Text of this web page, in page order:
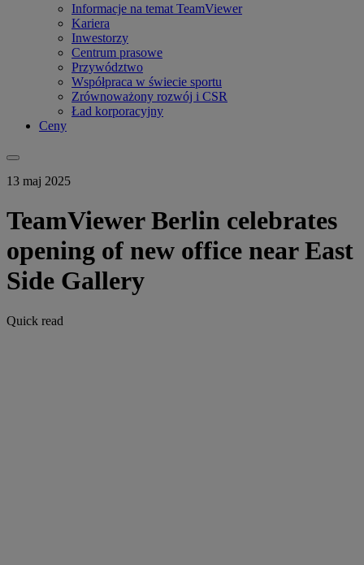
Informacje na temat TeamViewer
Kariera
Inwestorzy
Centrum prasowe
Przywództwo
Współpraca w świecie sportu
Zrównoważony rozwój i CSR
Ład korporacyjny
Ceny
13 maj 2025
TeamViewer Berlin celebrates
opening of new office near East
Side Gallery
Quick read